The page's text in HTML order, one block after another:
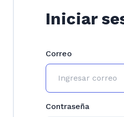
Iniciar
Correo
Contraseña